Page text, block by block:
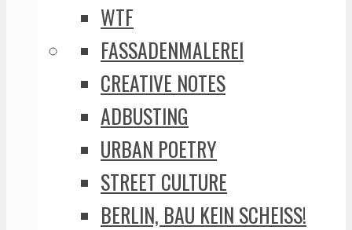
WTF
FASSADENMALEREI
CREATIVE NOTES
ADBUSTING
URBAN POETRY
STREET CULTURE
BERLIN, BAU KEIN SCHEISS!